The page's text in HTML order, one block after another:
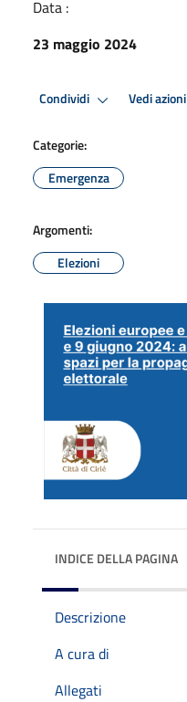
Data :
23 maggio 2024
Condividi Vedi azioni
Categorie:
Emergenza
Argomenti:
Elezioni
INDICE DELLA PAGINA
Descrizione
A cura di
Allegati